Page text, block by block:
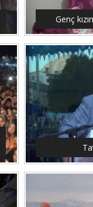
Genç